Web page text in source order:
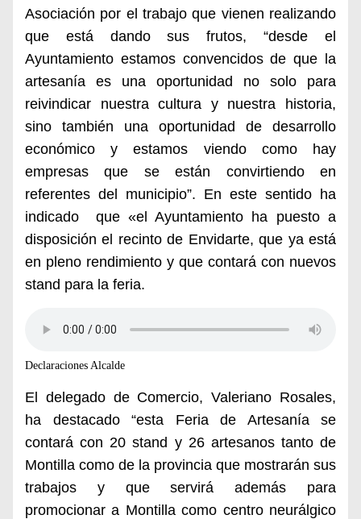
Asociación por el trabajo que vienen realizando
que está dando sus frutos, “desde el
Ayuntamiento estamos convencidos de que la
artesanía es una oportunidad no solo para
reivindicar nuestra cultura y nuestra historia,
sino también una oportunidad de desarrollo
económico y estamos viendo como hay
empresas que se están convirtiendo en
referentes del municipio”. En este sentido ha
indicado que «el Ayuntamiento ha puesto a
disposición el recinto de Envidarte, que ya está
en pleno rendimiento y que contará con nuevos
stand para la feria.
Declaraciones Alcalde
El delegado de Comercio, Valeriano Rosales,
ha destacado “esta Feria de Artesanía se
contará con 20 stand y 26 artesanos tanto de
Montilla como de la provincia que mostrarán sus
trabajos y que servirá además para
promocionar a Montilla como centro neurálgico